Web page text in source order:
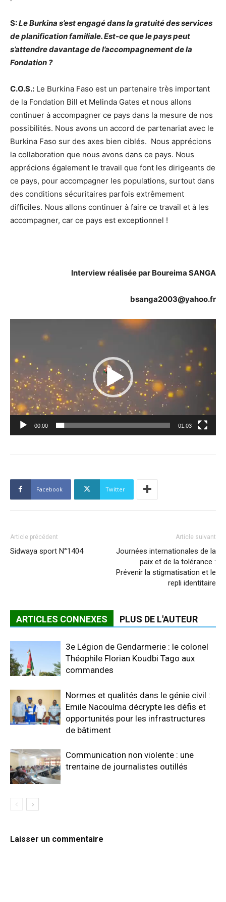
S:Le Burkina s’est engagé dans la gratuité des services
de planification familiale. Est-ce que le pays peut
s’attendre davantage de l’accompagnement de la
Fondation ?
C.O.S.: Le Burkina Faso est un partenaire très important
de la Fondation Bill et Melinda Gates et nous allons
continuer à accompagner ce pays dans la mesure de nos
possibilités. Nous avons un accord de partenariat avec le
Burkina Faso sur des axes bien ciblés. Nous apprécions
la collaboration que nous avons dans ce pays. Nous
apprécions également le travail que font les dirigeants de
ce pays, pour accompagner les populations, surtout dans
des conditions sécuritaires parfois extrêmement
difficiles. Nous allons continuer à faire ce travail et à les
accompagner, car ce pays est exceptionnel !
Interview réalisée par Boureima SANGA
bsanga2003@yahoo.fr
Lecteur
00:00 01:03
Facebook Twitter
Article précédent
Sidwaya sport N°1404
Article suivant
Journées internationales de la
paix et de la tolérance :
Prévenir la stigmatisation et le
repli identitaire
ARTICLES CONNEXES PLUS DE L'AUTEUR
3e Légion de Gendarmerie : le colonel
Théophile Florian Koudbi Tago aux
commandes
Normes et qualités dans le génie civil :
Emile Nacoulma décrypte les défis et
opportunités pour les infrastructures
de bâtiment
Communication non violente : une
trentaine de journalistes outillés
Laisser un commentaire